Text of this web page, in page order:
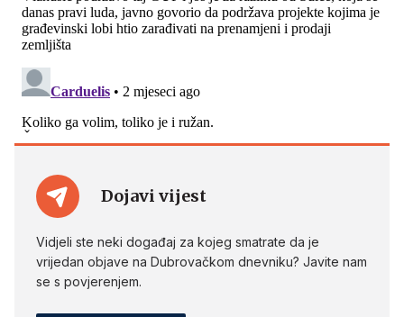
Dojavi vijest
Vidjeli ste neki događaj za kojeg smatrate da je
vrijedan objave na Dubrovačkom dnevniku? Javite nam
se s povjerenjem.